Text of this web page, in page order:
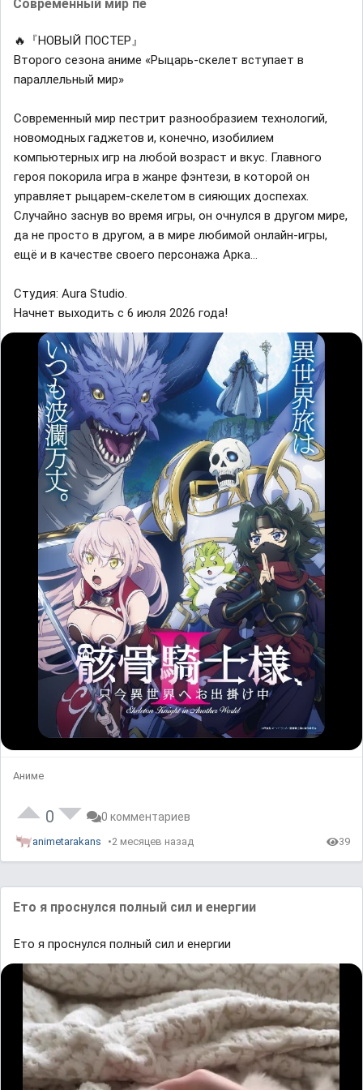
Современный мир пе
🔥『НОВЫЙ ПОСТЕР』
Второго сезона аниме «Рыцарь-скелет вступает в
параллельный мир»
Современный мир пестрит разнообразием технологий,
новомодных гаджетов и, конечно, изобилием
компьютерных игр на любой возраст и вкус. Главного
героя покорила игра в жанре фэнтези, в которой он
управляет рыцарем-скелетом в сияющих доспехах.
Случайно заснув во время игры, он очнулся в другом мире,
да не просто в другом, а в мире любимой онлайн-игры,
ещё и в качестве своего персонажа Арка...
Студия: Aura Studio.
Начнет выходить с 6 июля 2026 года!
Аниме
0 0 комментариев
animetarakans 2 месяцев назад 39
Ето я проснулся полный сил и енергии
Ето я проснулся полный сил и енергии